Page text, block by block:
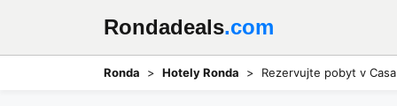
Rondadeals.com
Ronda Hotely Ronda Rezervujte pobyt v